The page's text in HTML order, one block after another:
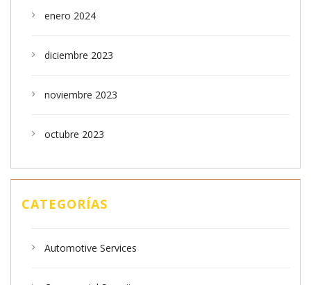
enero 2024
diciembre 2023
noviembre 2023
octubre 2023
CATEGORÍAS
Automotive Services